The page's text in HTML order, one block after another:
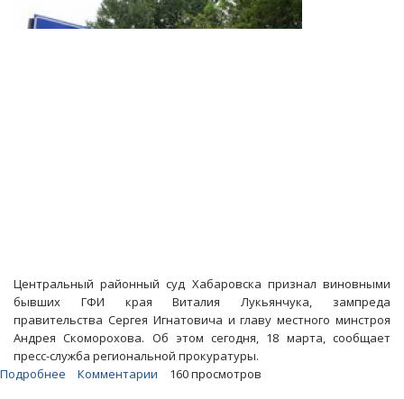
Хабаровского
края
Центральный районный суд Хабаровска признал виновными
бывших ГФИ края Виталия Лукьянчука, зампреда
правительства Сергея Игнатовича и главу местного минстроя
Андрея Скоморохова. Об этом сегодня, 18 марта, сообщает
пресс-служба региональной прокуратуры.
Подробнее
Комментарии 160 просмотров